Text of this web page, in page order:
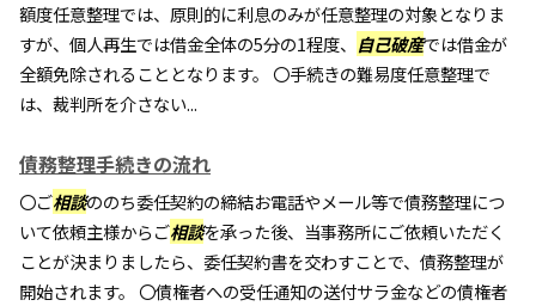
額度任意整理では、原則的に利息のみが任意整理の対象となりま
すが、個人再生では借金全体の5分の1程度、 自己破産では借金が
全額免除されることとなります。 〇手続きの難易度任意整理で
は、裁判所を介さない...
債務整理手続きの流れ
〇ご相談ののち委任契約の締結お電話やメール等で債務整理につ
いて依頼主様からご相談を承った後、当事務所にご依頼いただく
ことが決まりましたら、委任契約書を交わすことで、債務整理が
開始されます。 〇債権者への受任通知の送付サラ金などの債権者